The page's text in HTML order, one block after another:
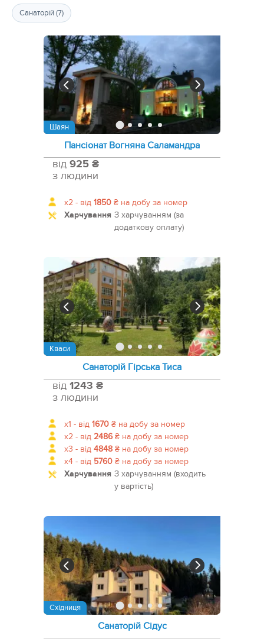
Санаторій (7)
Шаян
Пансіонат Вогняна Саламандра
від 925 ₴
з людини
x2 - від 1850 ₴ на добу за номер
Харчування З харчуванням (за
додаткову оплату)
Кваси
Санаторій Гірська Тиса
від 1243 ₴
з людини
x1 - від 1670 ₴ на добу за номер
x2 - від 2486 ₴ на добу за номер
x3 - від 4848 ₴ на добу за номер
x4 - від 5760 ₴ на добу за номер
Харчування З харчуванням (входить
у вартість)
Східниця
Санаторій Сідус